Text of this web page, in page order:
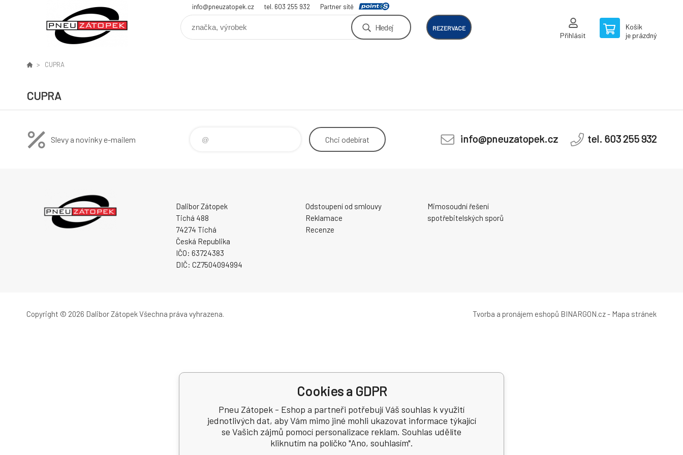
info@pneuzatopek.cz tel. 603 255 932 Partner sítě
Hledej REZERVACE
Přihlásit
Košík
je prázdný
CUPRA
CUPRA
Slevy a novinky e-mailem Chci odebírat info@pneuzatopek.cz tel. 603 255 932
Dalibor Zátopek
Tichá 488
74274 Tichá
Česká Republika
IČO: 63724383
DIČ: CZ7504094994
Odstoupení od smlouvy
Reklamace
Recenze
Mimosoudní řešení
spotřebitelských sporů
Copyright © 2026 Dalibor ZátopekVšechna práva vyhrazena. Tvorba a pronájem eshopů BINARGON.cz- Mapa stránek
Cookies a GDPR
Pneu Zátopek - Eshop a partneři potřebují Váš souhlas k využití
jednotlivých dat, aby Vám mimo jiné mohli ukazovat informace týkající
se Vašich zájmů pomocí personalizace reklam. Souhlas udělíte
kliknutím na políčko "Ano, souhlasím".